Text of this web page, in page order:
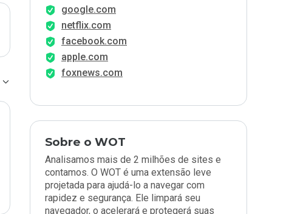
google.com
netflix.com
facebook.com
apple.com
foxnews.com
Sobre o WOT
Analisamos mais de 2 milhões de sites e
contamos. O WOT é uma extensão leve
projetada para ajudá-lo a navegar com
rapidez e segurança. Ele limpará seu
navegador, o acelerará e protegerá suas